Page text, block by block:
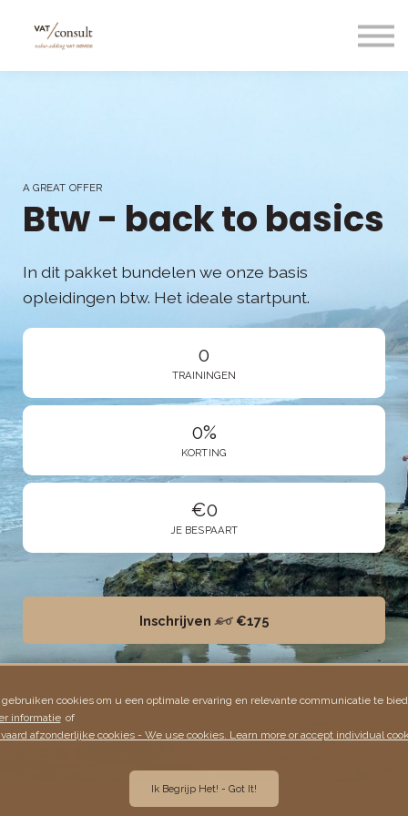
Nuttige links
A GREAT OFFER
Btw - back to basics
In dit pakket bundelen we onze basis
opleidingen btw. Het ideale startpunt.
0
TRAININGEN
0%
KORTING
€0
JE BESPAART
Inschrijven €0 €175
cookies om u een optimale ervaring en relevante communicatie te
informatie of
afzonderlijke cookies - We use cookies. Learn more or accept individual
Ik Begrijp Het! - Got It!